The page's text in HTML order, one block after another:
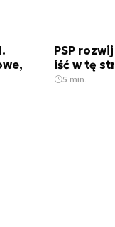
PSP
iść w tę
5 min.